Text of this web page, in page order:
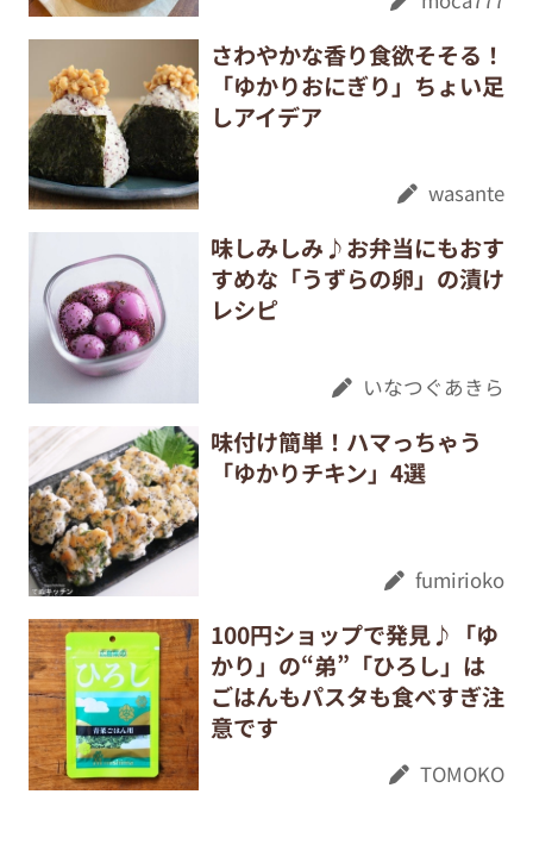
さわやかな香り食欲そそる！
「ゆかりおにぎり」ちょい足
しアイデア
wasante
味しみしみ♪お弁当にもおす
すめな「うずらの卵」の漬け
レシピ
いなつぐあきら
味付け簡単！ハマっちゃう
「ゆかりチキン」4選
fumirioko
100円ショップで発見♪「ゆ
かり」の“弟”「ひろし」は
ごはんもパスタも食べすぎ注
意です
TOMOKO